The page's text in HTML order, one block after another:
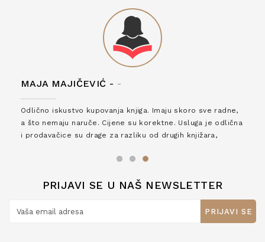
MAJA MAJIČEVIĆ - -
Odlično iskustvo kupovanja knjiga. Imaju skoro sve radne,
a što nemaju naruče. Cijene su korektne. Usluga je odlična
i prodavačice su drage za razliku od drugih knjižara,
PRIJAVI SE U NAŠ NEWSLETTER
PRIJAVI SE